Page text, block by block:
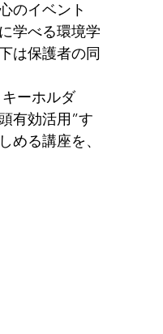
のイベント
学べる環境学
は保護者の同
ーホルダ
有効活用”す
める講座を、